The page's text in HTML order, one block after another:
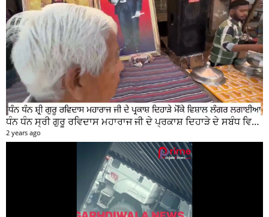
ਧੰਨ ਧੰਨ ਸ੍ਰੀ ਗੁਰੂ ਰਵਿਦਾਸ ਮਹਾਰਾਜ ਜੀ ਦੇ ਪ੍ਰਕਾਸ਼ ਦਿਹਾੜੇ ਦੇ ਸਬੰਧ ਵਿਚ ਮੇਨ ਰੋੜ ਵਿਖੇ ਲਾਗਾਇਆ ਵਿਸ਼ਾਲ ਲੰਗਰ
2 years ago